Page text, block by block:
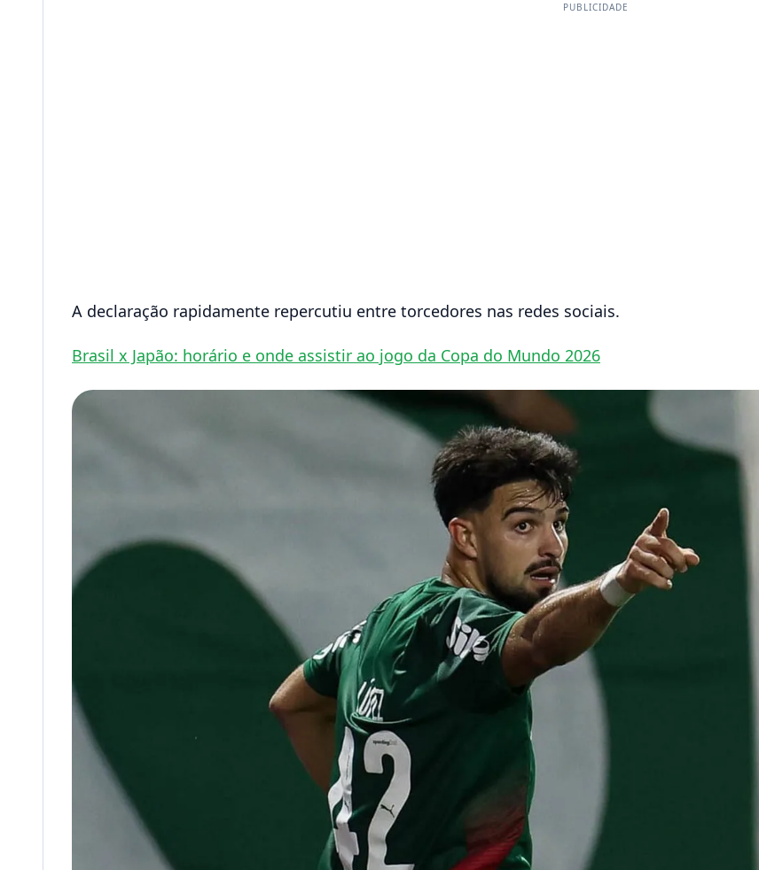
PUBLICIDADE
A declaração rapidamente repercutiu entre torcedores nas redes sociais.
Brasil x Japão: horário e onde assistir ao jogo da Copa do Mundo 2026